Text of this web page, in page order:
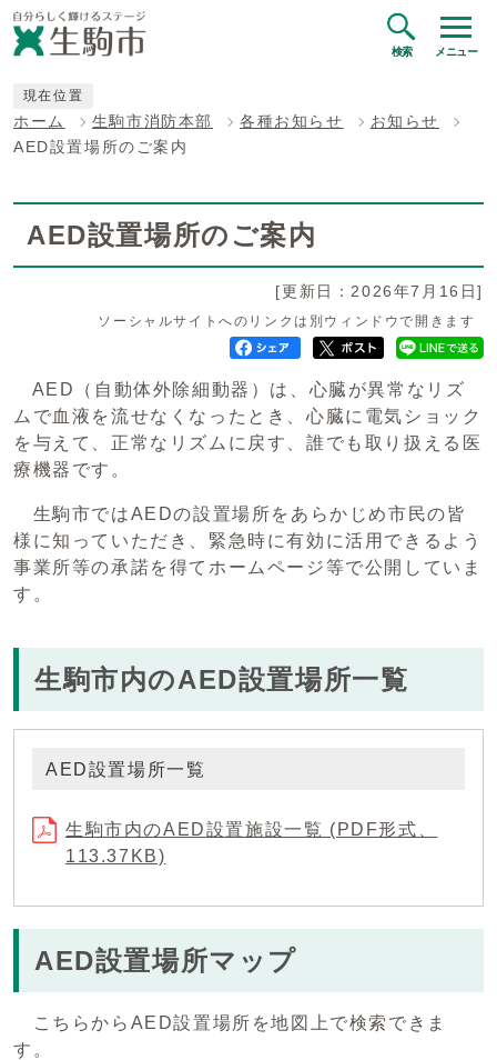
検索 メニュー
現在位置
ホーム 生駒市消防本部 各種お知らせ
お知らせ
AED設置場所のご案内
AED設置場所のご案内
[更新日：2026年7月16日]
ソーシャルサイトへのリンクは別ウィンドウで開きます
AED（自動体外除細動器）は、心臓が異常なリズ
ムで血液を流せなくなったとき、心臓に電気ショック
を与えて、正常なリズムに戻す、誰でも取り扱える医
療機器です。
生駒市ではAEDの設置場所をあらかじめ市民の皆
様に知っていただき、緊急時に有効に活用できるよう
事業所等の承諾を得てホームページ等で公開していま
す。
生駒市内のAED設置場所一覧
AED設置場所一覧
生駒市内のAED設置施設一覧 (PDF形式、
113.37KB)
AED設置場所マップ
こちらからAED設置場所を地図上で検索できま
す。